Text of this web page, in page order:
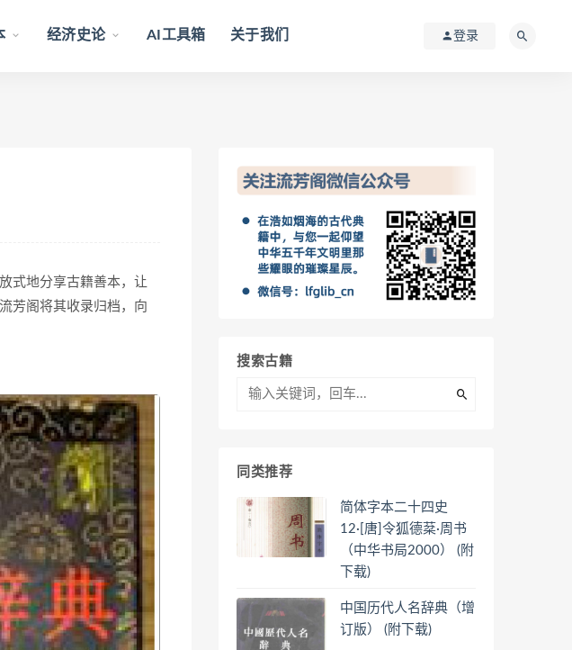
经济史论 AI工具箱 关于我们 登录
式地分享古籍善本，让
芳阁将其收录归档，向
搜索古籍
同类推荐
简体字本二十四史
12·[唐]令狐德棻·周书
（中华书局2000） (附
下载)
中国历代人名辞典（增
订版） (附下载)